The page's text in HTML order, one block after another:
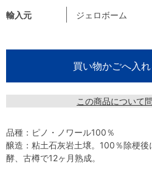
輸入元 ジェロボーム
この商品について
品種：ピノ・ノワール100％
醸造：粘土石灰岩土壌。100％除梗
酵、古樽で12ヶ月熟成。